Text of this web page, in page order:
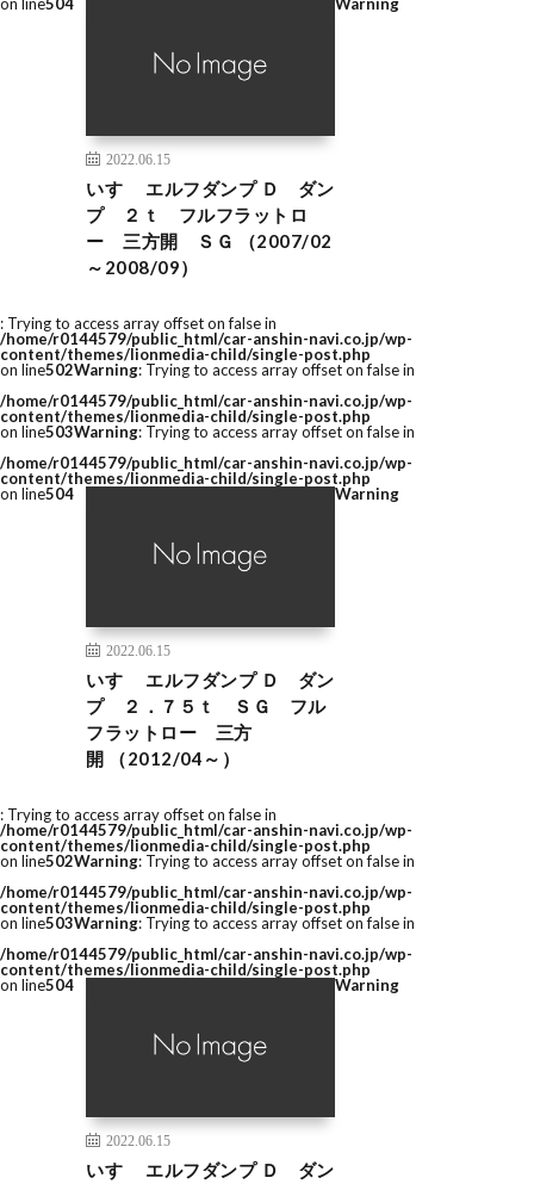
2022.06.15
いすゞ エルフダンプ Ｄ ダン
プ ２ｔ フルフラットロ
ー 三方開 ＳＧ （2007/02
～2008/09）
: Trying to access array offset on false in
/home/r0144579/public_html/car-anshin-navi.co.jp/wp-
content/themes/lionmedia-child/single-post.php
on line502Warning: Trying to access array offset on false in
/home/r0144579/public_html/car-anshin-navi.co.jp/wp-
content/themes/lionmedia-child/single-post.php
on line503Warning: Trying to access array offset on false in
/home/r0144579/public_html/car-anshin-navi.co.jp/wp-
content/themes/lionmedia-child/single-post.php
on line504
2022.06.15
いすゞ エルフダンプ Ｄ ダン
プ ２．７５ｔ ＳＧ フル
フラットロー 三方
開 （2012/04～）
Warning
: Trying to access array offset on false in
/home/r0144579/public_html/car-anshin-navi.co.jp/wp-
content/themes/lionmedia-child/single-post.php
on line502Warning: Trying to access array offset on false in
/home/r0144579/public_html/car-anshin-navi.co.jp/wp-
content/themes/lionmedia-child/single-post.php
on line503Warning: Trying to access array offset on false in
/home/r0144579/public_html/car-anshin-navi.co.jp/wp-
content/themes/lionmedia-child/single-post.php
on line504
2022.06.15
いすゞ エルフダンプ Ｄ ダン
Warning